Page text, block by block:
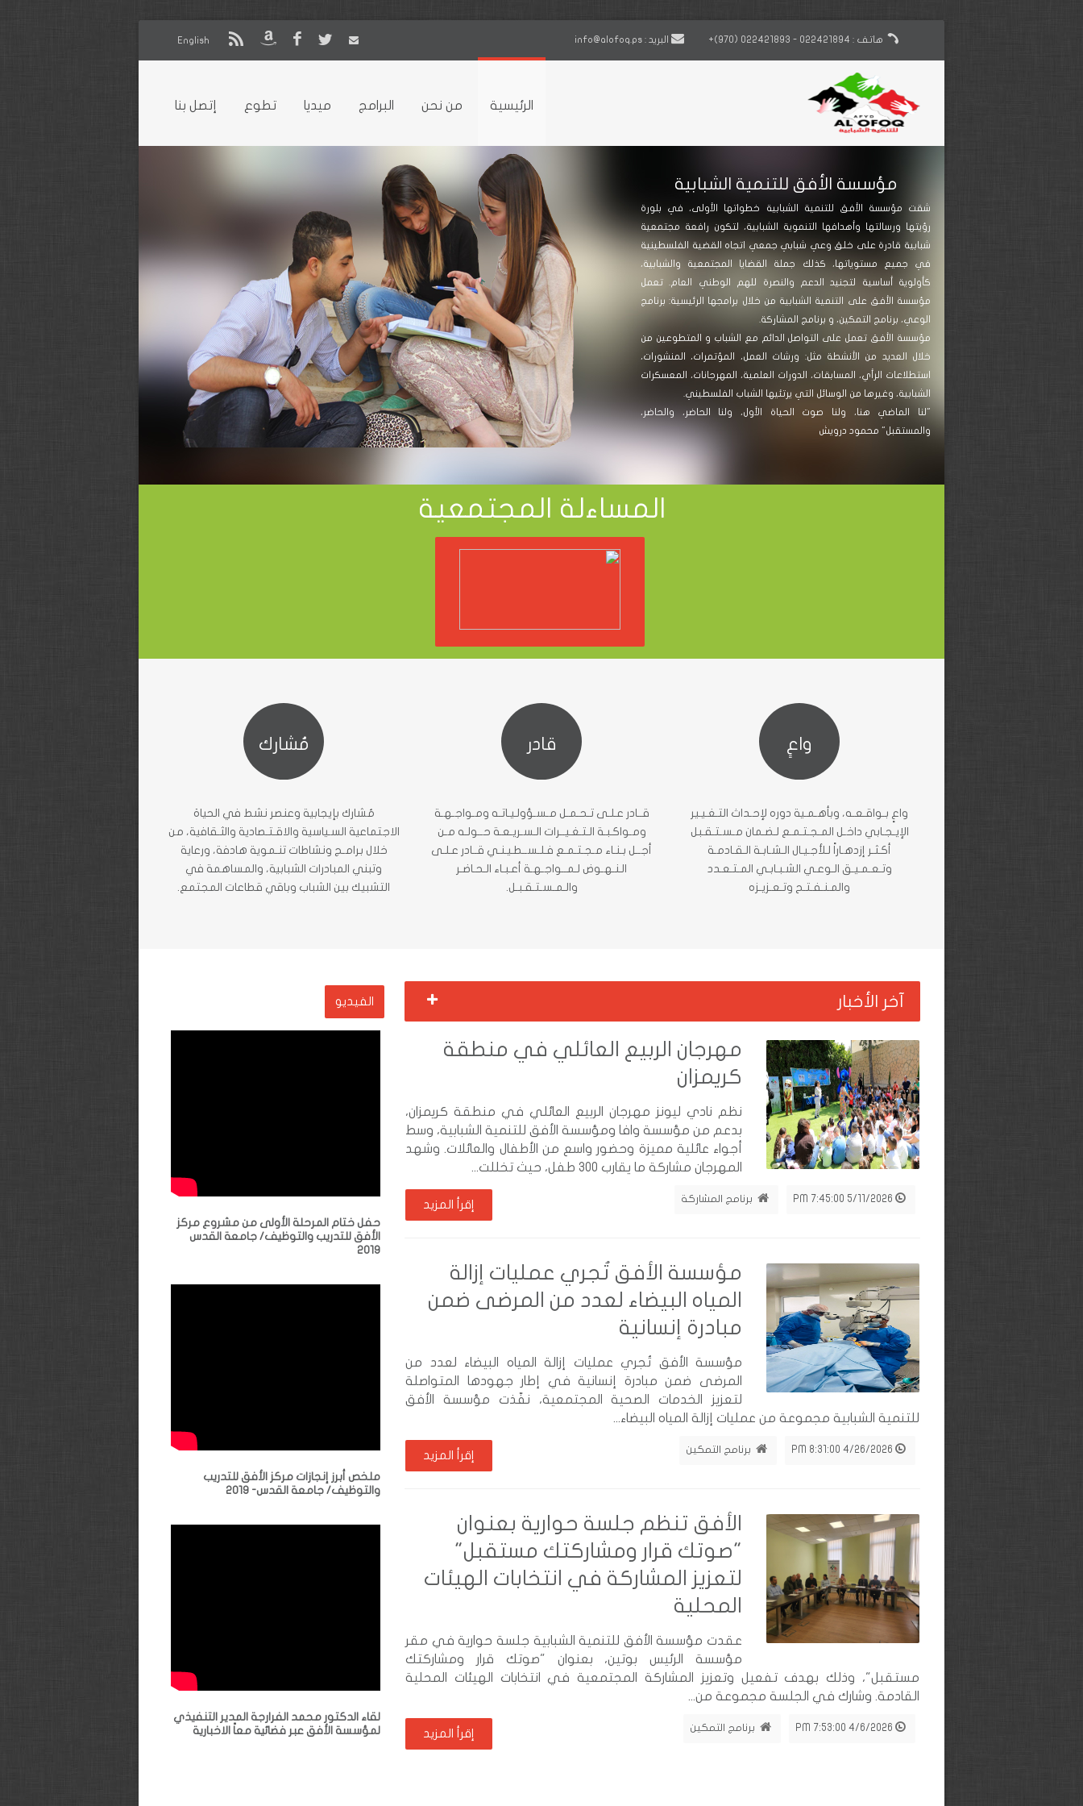
هاتف : 022421894 - 022421893 (970)+ البريد : info@alofoq.ps
الرئيسية من نحن البرامج ميديا تطوع إتصل بنا
مؤسسة الأفق للتنمية الشبابية
شقت مؤسسة الأفق للتنمية الشبابية خطواتها الأولى، في بلورة
رؤيتها ورسالتها وأهدافها التنموية الشبابية، لتكون رافعة مجتمعية
شبابية قادرة على خلق وعي شبابي جمعي اتجاه القضية الفلسطينية
في جميع مستوياتها، كذلك جملة القضايا المجتمعية والشبابية،
كأولوية أساسية لتجنيد الدعم والنصرة للهم الوطني العام. تعمل
مؤسسة الأفق على التنمية الشبابية من خلال برامجها الرئيسية: برنامج
الوعي، برنامج التمكين، و برنامج المشاركة.
مؤسسة الأفق تعمل على التواصل الدائم مع الشباب و المتطوعين من
خلال العديد من الأنشطة مثل: ورشات العمل، المؤتمرات، المنشورات،
استطلاعات الرأي، المسابقات، الدورات العلمية، المهرجانات، المعسكرات
الشبابية، وغيرها من الوسائل التي يرتئيها الشباب الفلسطيني.
"لنا الماضي هنا، ولنا صوت الحياة الأول، ولنا الحاضر، والحاضر،
والمستقبل" محمود درويش
المساءلة المجتمعية
واعٍ
واعٍ بـواقـعـه، وبأهـمـية دوره لإحـداث التـغـيـير
الإيـجـابي داخـل المـجـتـمـع لـضـمان مـسـتـقـبل
أكـثـر إزدهـاراً لـلأجـيـال الـشـابـة الـقـادمـة
وتـعـمـيـق الـوعـي الشـبـابـي المـتـعـدد
والمـنـفـتـح وتـعـزيـزه
قادر
قــادر عـلـى تـحـمـل مـسـؤولـيـاتـه ومـواجـهـة
ومـواكـبـة الـتـغـيــرات الـسـريـعـة حــولـه مـن
أجــل بـنـاء مـجـتـمـع فـلـســطـيـنـي قــادر عـلـى
الـنـهـوض لـمــواجـهـة أعـبـاء الـحـاضـر
والـمـسـتـقـبـل.
مُشارك
مُشارك بإيجابية وعنصر نشط في الحياة
الاجتماعية السـياسية والاقـتـصادية والثـقافية، من
خلال برامـج ونشاطات تنـموية هادفة، ورعاية
وتبني المبادرات الشبابية، والمساهمة في
التشبيك بين الشباب وباقي قطاعات المجتمع.
آخر الأخبار +
مهرجان الربيع العائلي في منطقة
كريمزان
نظم نادي ليونز مهرجان الربيع العائلي في منطقة كريمزان،
بدعم من مؤسسة وافا ومؤسسة الأفق للتنمية الشبابية، وسط
أجواء عائلية مميزة وحضور واسع من الأطفال والعائلات. وشهد
المهرجان مشاركة ما يقارب 300 طفل، حيث تخللت...
5/11/2026 7:45:00 PM برنامج المشاركة إقرأ المزيد
مؤسسة الأفق تُجري عمليات إزالة
المياه البيضاء لعدد من المرضى ضمن
مبادرة إنسانية
مؤسسة الأفق تُجري عمليات إزالة المياه البيضاء لعدد من
المرضى ضمن مبادرة إنسانية في إطار جهودها المتواصلة
لتعزيز الخدمات الصحية المجتمعية، نفّذت مؤسسة الأفق
للتنمية الشبابية مجموعة من عمليات إزالة المياه البيضاء...
4/26/2026 8:31:00 PM برنامج التمكين إقرأ المزيد
الأفق تنظم جلسة حوارية بعنوان
"صوتك قرار ومشاركتك مستقبل"
لتعزيز المشاركة في انتخابات الهيئات
المحلية
عقدت مؤسسة الأفق للتنمية الشبابية جلسة حوارية في مقر
مؤسسة الرئيس بوتين، بعنوان "صوتك قرار ومشاركتك
مستقبل"، وذلك بهدف تفعيل وتعزيز المشاركة المجتمعية في انتخابات الهيئات المحلية
القادمة. وشارك في الجلسة مجموعة من...
4/6/2026 7:53:00 PM برنامج التمكين إقرأ المزيد
الفيديو
حفل ختام المرحلة الأولى من مشروع مركز
الأفق للتدريب والتوظيف/ جامعة القدس
2019
ملخص أبرز إنجازات مركز الأفق للتدريب
والتوظيف/ جامعة القدس- 2019
لقاء الدكتور محمد الفرارجة المدير التنفيذي
لمؤسسة الأفق عبر فضائية معاً الاخبارية